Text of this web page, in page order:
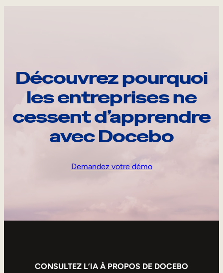
Découvrez pourquoi
les entreprises ne
cessent d’apprendre
avec Docebo
Demandez votre démo
CONSULTEZ L’IA À PROPOS DE DOCEBO